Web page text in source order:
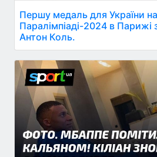
Першу медаль для України на
Паралімпіаді-2024 в Парижі
Антон Коль.